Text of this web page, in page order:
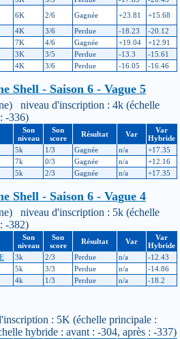
6K 2/6 Gagnée +23.81
+15.68
4K 3/6 Perdue -18.23
-20.12
7K 4/6 Gagnée +19.04
+12.91
3K 3/5 Perdue -13.3
-15.61
4K 3/6 Perdue -16.05 -16.46
Shell - Saison 6 - Vague 5
niveau d'inscription : 4k (échelle
-336)
Son
niveau
Son
score
Résultat Var
Var
Hybride
5k 1/3 Gagnée n/a
+17.35
7k 0/3 Gagnée n/a
+12.16
5k 2/3 Gagnée n/a +17.35
Shell - Saison 6 - Vague 4
niveau d'inscription : 5k (échelle
-382)
Son
niveau
Son
score
Résultat Var
Var
Hybride
3k 2/3 Perdue n/a
-12.43
5k 3/3 Perdue n/a
-14.86
4k 1/3 Perdue n/a -18.2
: 5K (échelle principale :
hybride : avant : -304, après : -337)